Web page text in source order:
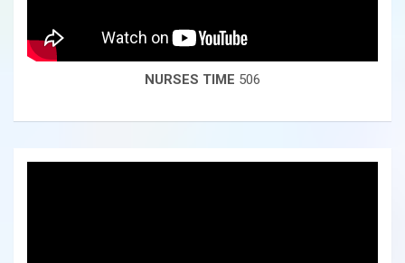
NURSES TIME 506